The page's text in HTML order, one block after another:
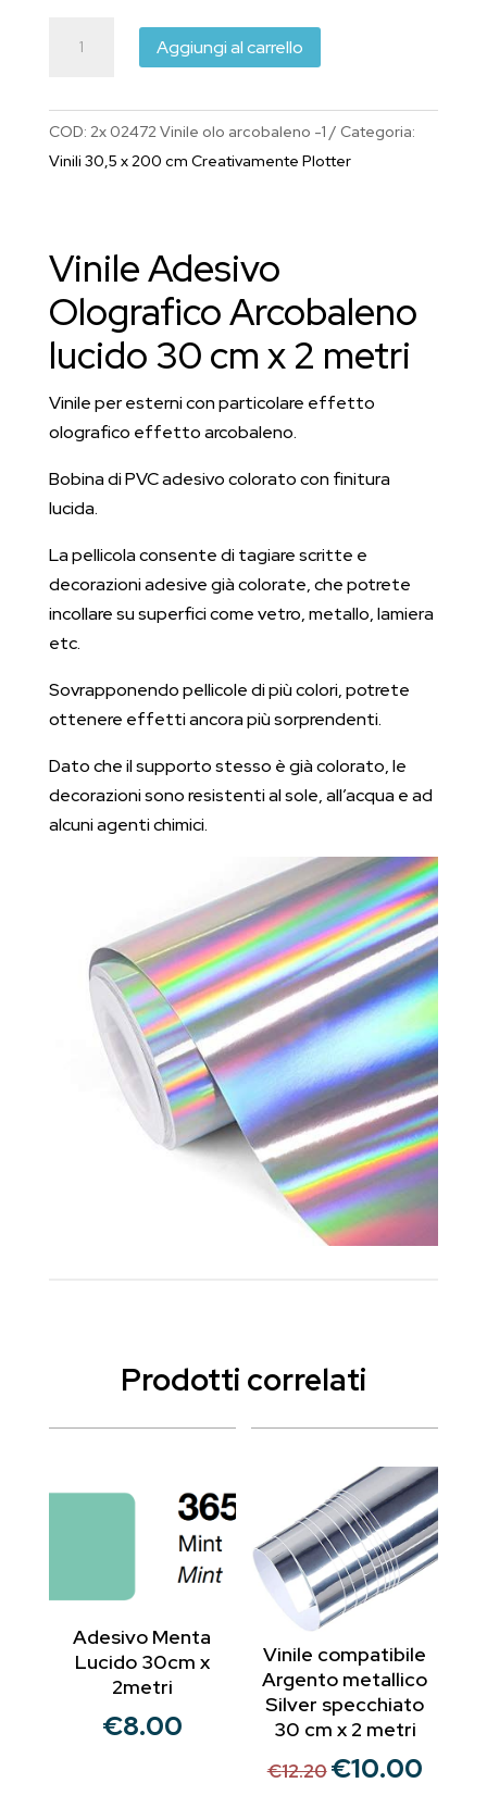
€7.09.€6.80.
2
metri
quantità
Aggiungi al carrello
COD: 2x 02472 Vinile olo arcobaleno -1
Categoria:
Vinili 30,5 x 200 cm Creativamente Plotter
Vinile Adesivo
Olografico Arcobaleno
lucido 30 cm x 2 metri
Vinile per esterni con particolare effetto
olografico effetto arcobaleno.
Bobina di PVC adesivo colorato con finitura
lucida.
La pellicola consente di tagiare scritte e
decorazioni adesive già colorate, che potrete
incollare su superfici come vetro, metallo, lamiera
etc.
Sovrapponendo pellicole di più colori, potrete
ottenere effetti ancora più sorprendenti.
Dato che il supporto stesso è già colorato, le
decorazioni sono resistenti al sole, all’acqua e ad
alcuni agenti chimici.
Prodotti correlati
Adesivo Menta
Lucido 30cm x
2metri
€8.00
Vinile compatibile
Argento metallico
Silver specchiato
30 cm x 2 metri
€12.20 Il
€10.00Il